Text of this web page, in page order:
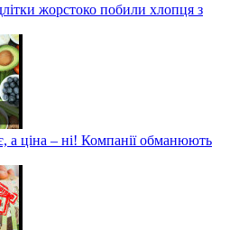
жорстоко побили хлопця з
а ціна – ні! Компанії обманюють